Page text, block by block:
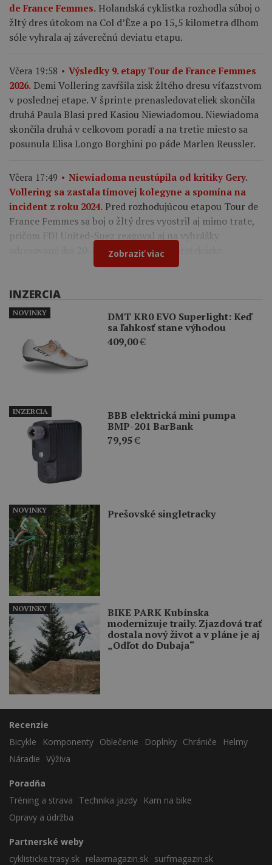
de France Femmes. Holandská cyklistka rozhodla súboj o
žltý dres útokom na Col d’Èze a po 15,5 kilometra dlhom
sóle vyhrala aj záverečnú deviatu etapu.
Včera 19:58
Výsledky 9. etapy Tour de France Femmes
2026. Demi Vollering zavŕšila zisk žltého dresu víťazstvom
v poslednej etape. V šprinte prenasledovateliek skončila
druhá Paula Blasi pred Kasiou Niewiadomou. Niewiadoma
skončila druhá v celkovom poradí a na tretie miesto sa
posunula Elisa Longo Borghini po páde Marlen Reussler.
Včera 17:49
Niewiadoma neustúpila od kritiky Gery.
Vollering sa zastala tímovej kolegyne a spomína na
incident z roku 2024. Pred rozhodujúcou etapou Tour de
France Femmes sa boj o žltý dres vyostril aj mimo trate,
pričom FDJ United-Suez reagoval aj na vyhrážky
adresované iba 20-ročnej francúzskej pretekárke.
Zobraziť viac
INZERCIA
DMT KR0 EVO Superlight: Keď
sa ľahkosť stane výhodou
409,00€
NOVINKY
BBB elektrická mini pumpa
BMP-201 BarBank
79,95€
INZERCIA
Prešovské singletracky
NOVINKY
BIKE PARK Kubínska
modernizuje traily. Zjazdová trať
dostala nový život a v pláne je aj
„Odľot do Dubaja“
NOVINKY
Recenzie
Bicykle
Komponenty Oblečenie Doplnky Chrániče
Helmy
Náradie Výživa
Poradňa
Tréning a strava
Technika jazdy
Kam na bike
Opravy a údržba
Partnerské weby
cyklisticke.trasy.sk relaxmagazin.sk surfmagazin.sk